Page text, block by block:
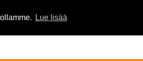
Lue lisää